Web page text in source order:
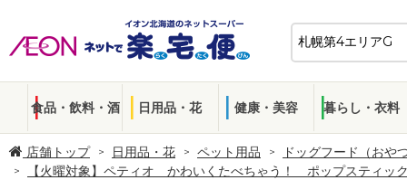
食品・飲料・酒 日用品・花 健康・美容 暮らし・衣料
店舗トップ 日用品・花 ペット用品
ドッグフード（おや
【火曜対象】ペティオ かわいくたべちゃう！ ポップスティッ